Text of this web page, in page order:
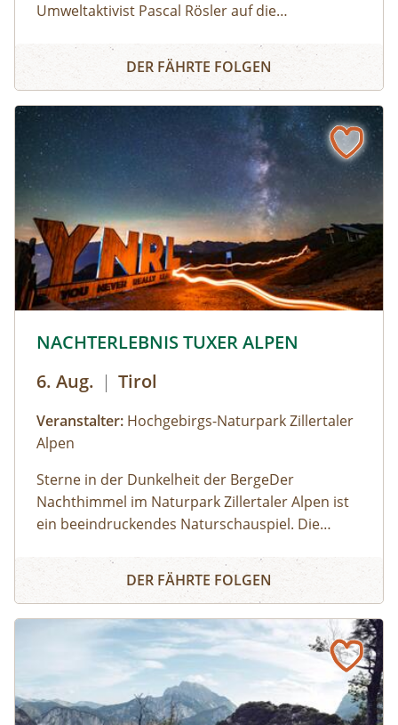
Umweltaktivist Pascal Rösler auf die
München aus über Isar und Donau bis zum
Schwarzen Meer. Regie: Anton Zabriskie, 2017
Kino beim Weidendom: 2467km – Eine Reise bis ins
DER FÄHRTE FOLGEN
NACHTERLEBNIS TUXER ALPEN
6. Aug. | Tirol
Veranstalter: Hochgebirgs-Naturpark Zillertaler
Alpen
Sterne in der Dunkelheit der BergeDer
Nachthimmel im Naturpark Zillertaler Alpen ist
ein beeindruckendes Naturschauspiel. Die
zu den Regionen, wo man den dunklen
Nachthimmel mit seinen leuchtenden Sternen
Taxi zum Melchboden auf 2.000 m Seehöhe.
Nach einer Einführung zum Kosmos und zur
Milchstraße beobachten wir mit einem Teleskop
die Sommer-Sternbilder. Unser Experte
NACHTERLEBNIS TUXER ALPEN
DER FÄHRTE FOLGEN